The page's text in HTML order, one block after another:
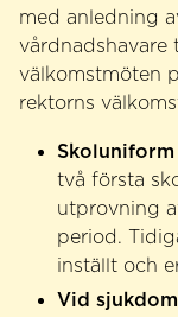
med anledning
vårdnadshavare
välkomstmöten
rektorns
Skoluniform
två första
utprovning
period.
inställt och
Vid sjukdom